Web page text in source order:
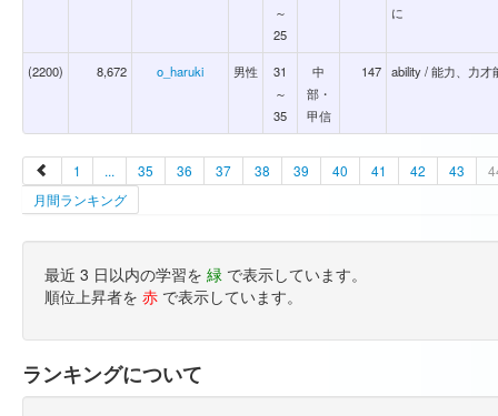
～
25
に
(2200) 8,672 o_haruki 男性
31
～
35
中
部・
甲信
147 ability / 能力、力
1 ... 35 36 37 38 39 40 41 42 43
月間ランキング
最近 3 日以内の学習を 緑 で表示しています。
順位上昇者を 赤 で表示しています。
ランキングについて